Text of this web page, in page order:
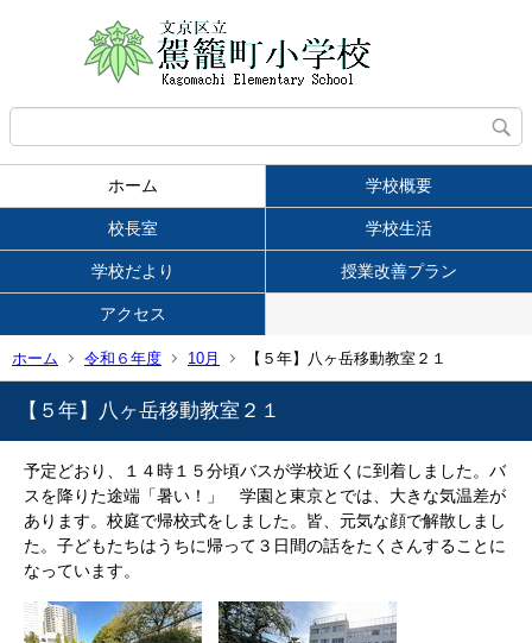
ホーム 学校概要
校長室 学校生活
学校だより 授業改善プラン
アクセス
ホーム 令和６年度 10月 【５年】八ヶ岳移動教室２１
【５年】八ヶ岳移動教室２１
予定どおり、１４時１５分頃バスが学校近くに到着しました。バ
スを降りた途端「暑い！」 学園と東京とでは、大きな気温差が
あります。校庭で帰校式をしました。皆、元気な顔で解散しまし
た。子どもたちはうちに帰って３日間の話をたくさんすることに
なっています。